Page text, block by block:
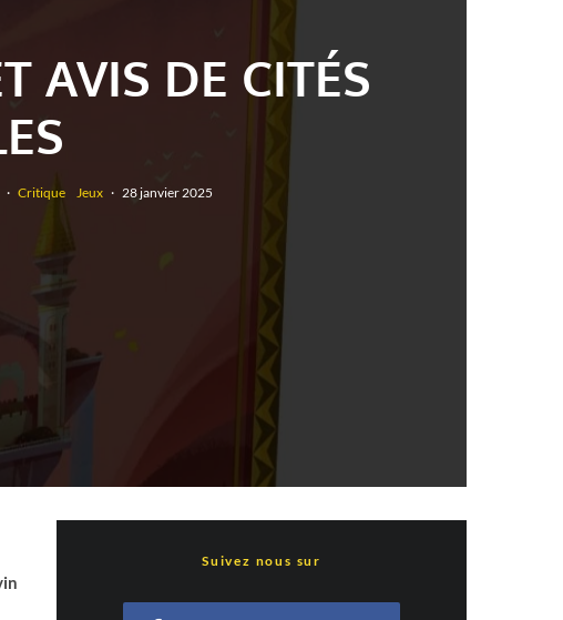
AVIS DE CITÉS
· Critique Jeux · 28 janvier 2025
Suivez nous sur